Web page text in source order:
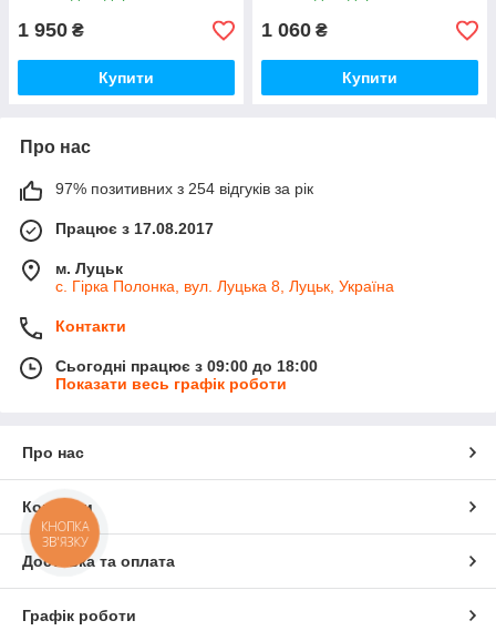
1 950 ₴
Купити
1 060 ₴
Купити
Про нас
97% позитивних з 254 відгуків за рік
Працює з 17.08.2017
м. Луцьк
с. Гірка Полонка, вул. Луцька 8, Луцьк, Україна
Контакти
Сьогодні працює з 09:00 до 18:00
Показати весь графік роботи
Про нас
Контакти
Доставка та оплата
Графік роботи
КНОПКА
ЗВ'ЯЗКУ